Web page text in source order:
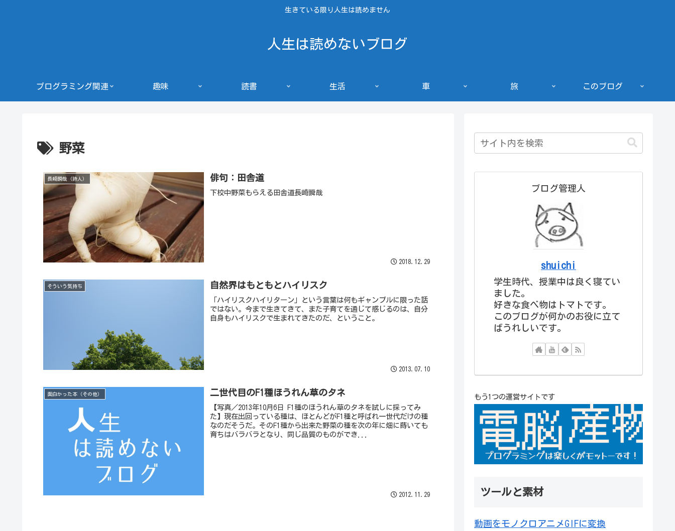
生きている限り人生は読めません
人生は読めないブログ
プログラミング関連 趣味 読書 生活 車 旅 このブログ
野菜
長崎瞬哉（詩人） 俳句：田舎道
下校中野菜もらえる田舎道長崎瞬哉
2018.12.29
そういう気持ち 自然界はもともとハイリスク
「ハイリスクハイリターン」という言葉は何もギャンブルに限った話
ではない。今まで生きてきて、また子育てを通じて感じるのは、自分
自身もハイリスクで生まれてきたのだ、ということ。
2013.07.10
面白かった本（その他） 二世代目のF1種ほうれん草のタネ
【写真／2013年10月6日 F1種のほうれん草のタネを試しに採ってみ
た】現在出回っている種は、ほとんどがF1種と呼ばれ一世代だけの種
なのだそうだ。そのF1種から出来た野菜の種を次の年に畑に蒔いても
育ちはバラバラとなり、同じ品質のものができ...
2012.11.29
ブログ管理人
shuichi
学生時代、授業中は良く寝てい
ました。
好きな食べ物はトマトです。
このブログが何かのお役に立て
ばうれしいです。
もう1つの運営サイトです
ツールと素材
動画をモノクロアニメGIFに変換